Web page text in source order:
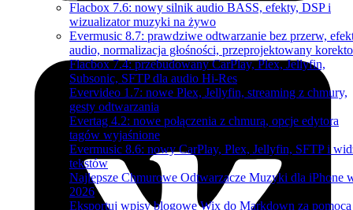
Flacbox 7.6: nowy silnik audio BASS, efekty, DSP i
wizualizator muzyki na żywo
Evermusic 8.7: prawdziwe odtwarzanie bez przerw,
audio, normalizacja głośności, przeprojektowany
Flacbox 7.4: przebudowany CarPlay, Plex, Jellyfin,
Subsonic, SFTP dla audio Hi-Res
Evervideo 1.7: nowe Plex, Jellyfin, streaming z chmury,
gesty odtwarzania
Evertag 4.2: nowe połączenia z chmurą, opcje edytora
tagów wyjaśnione
Evermusic 8.6: nowy CarPlay, Plex, Jellyfin, SFTP i
tekstów
Najlepsze Chmurowe Odtwarzacze Muzyki dla iPhone
2026
Eksportuj wpisy blogowe Wix do Markdown za pomocą